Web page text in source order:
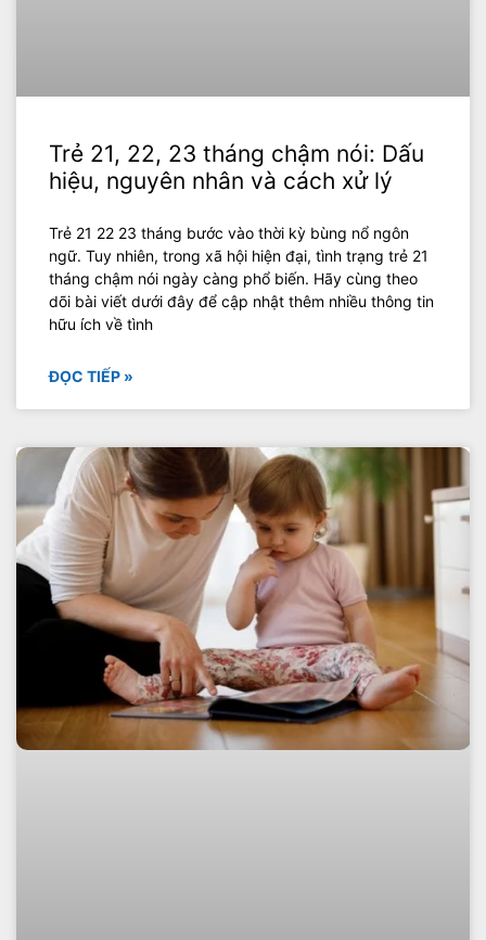
Trẻ 21, 22, 23 tháng chậm nói: Dấu
hiệu, nguyên nhân và cách xử lý
Trẻ 21 22 23 tháng bước vào thời kỳ bùng nổ ngôn
ngữ. Tuy nhiên, trong xã hội hiện đại, tình trạng trẻ 21
tháng chậm nói ngày càng phổ biến. Hãy cùng theo
dõi bài viết dưới đây để cập nhật thêm nhiều thông tin
hữu ích về tình
ĐỌC TIẾP »